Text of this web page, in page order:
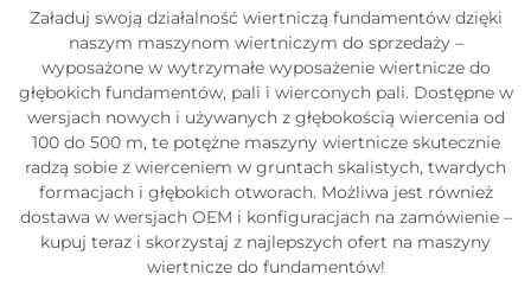
Załaduj swoją działalność wiertniczą fundamentów dzięki
naszym maszynom wiertniczym do sprzedaży –
wyposażone w wytrzymałe wyposażenie wiertnicze do
głębokich fundamentów, pali i wierconych pali. Dostępne w
wersjach nowych i używanych z głębokością wiercenia od
100 do 500 m, te potężne maszyny wiertnicze skutecznie
radzą sobie z wierceniem w gruntach skalistych, twardych
formacjach i głębokich otworach. Możliwa jest również
dostawa w wersjach OEM i konfiguracjach na zamówienie –
kupuj teraz i skorzystaj z najlepszych ofert na maszyny
wiertnicze do fundamentów!